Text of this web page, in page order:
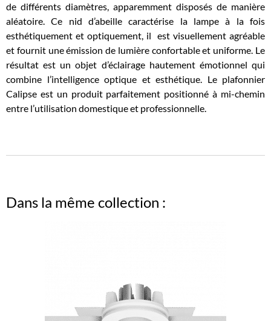
de différents diamètres, apparemment disposés de manière
aléatoire. Ce nid d’abeille caractérise la lampe à la fois
esthétiquement et optiquement, il est visuellement agréable
et fournit une émission de lumière confortable et uniforme. Le
résultat est un objet d’éclairage hautement émotionnel qui
combine l’intelligence optique et esthétique. Le plafonnier
Calipse est un produit parfaitement positionné à mi-chemin
entre l’utilisation domestique et professionnelle.
Dans la même collection :